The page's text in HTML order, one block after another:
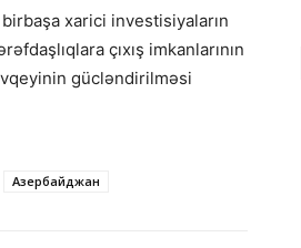
xarici investisiyaların
çıxış imkanlarının
gücləndirilməsi
Азербайджан